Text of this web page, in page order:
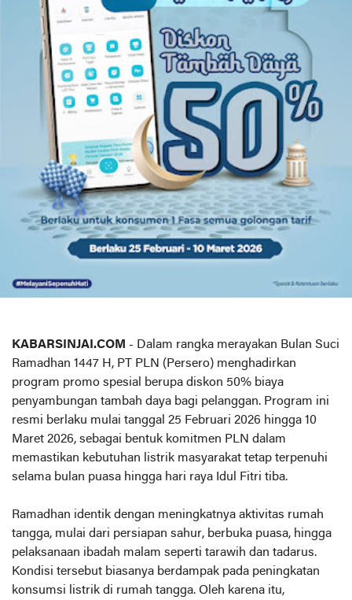
KABARSINJAI.COM - Dalam rangka merayakan Bulan Suci
Ramadhan 1447 H, PT PLN (Persero) menghadirkan
program promo spesial berupa diskon 50% biaya
penyambungan tambah daya bagi pelanggan. Program ini
resmi berlaku mulai tanggal 25 Februari 2026 hingga 10
Maret 2026, sebagai bentuk komitmen PLN dalam
memastikan kebutuhan listrik masyarakat tetap terpenuhi
selama bulan puasa hingga hari raya Idul Fitri tiba.
Ramadhan identik dengan meningkatnya aktivitas rumah
tangga, mulai dari persiapan sahur, berbuka puasa, hingga
pelaksanaan ibadah malam seperti tarawih dan tadarus.
Kondisi tersebut biasanya berdampak pada peningkatan
konsumsi listrik di rumah tangga. Oleh karena itu,